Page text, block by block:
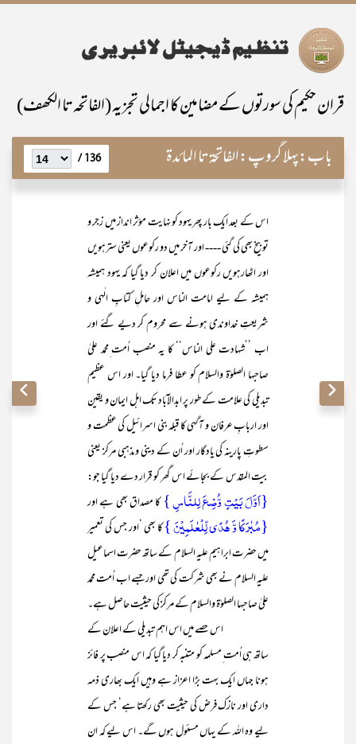
قران حکیم کی سورتوں کے مضامین کا اجمالی تجزیہ (الفاتحہ تا الکھف)
باب:پہلا گروپ:الفاتحۃ تا المائدۃ 136 /
اس کے بعد ایک بار پھر یہود کو نہایت مؤثر انداز میں زجر و
توبیخ بھی کی گئی ---- اور آخر میں دو رکوعوں یعنی سترہویں
اور اٹھارہویں رکوعوں میں اعلان کر دیا گیا کہ یہود ہمیشہ
ہمیشہ کے لیے امامت الناس اور حاملِ کتابِ الٰہی و
شریعتِ خداوندی ہونے سے محروم کر دیے گئے اور
اب ’’شہادت علی الناس‘‘ کا یہ منصب اُمت ِمحمد علیٰ
صاحبہا الصلوٰۃ والسلام کو عطا فرما دیا گیا۔ اور اس عظیم
تبدیلی کی علامت کے طور پر ابدالآباد تک اہل ایمان و یقین
اور اربابِ عرفان و آگہی کا قبلہ بنی اسرائیل کی عظمت و
سطوتِ پارینہ کی یادگار اور اُن کے دینی و مذہبی مرکز یعنی
بیت المقدس کے بجائے اس گھر کو قرار دے دیا گیا جو:
{اَوَّلَ بَیۡتٍ وُّضِعَ لِلنَّاسِ }کا مصداق بھی ہے اور
{مُبٰرَکًا وَّ ہُدًی لِّلۡعٰلَمِیۡنَ }کا بھی ‘اور جس کی تعمیر
میں حضرت ابراہیم علیہ السلام کے ساتھ حضرت اسماعیل
علیہ السلام نے بھی شرکت کی تھی اور جسے اب اُمت محمد
علیٰ صاحبہا الصلوٰۃ والسلام کے مرکز کی حیثیت حاصل ہے۔
اس حصے میں اس اہم تبدیلی کے اعلان کے
ساتھ ہی اُمت ِمسلمہ کو متنبہ کر دیا گیا کہ اس منصب پر فائز
ہونا جہاں ایک بہت بڑا اعزاز ہے وہیں ایک بھاری ذمہ
داری اور نازک فرض کی حیثیت بھی رکھتا ہے‘ جس کے
لیے وہ اللہ کے یہاں مسئول ہوں گے۔ اس لیے کہ ان